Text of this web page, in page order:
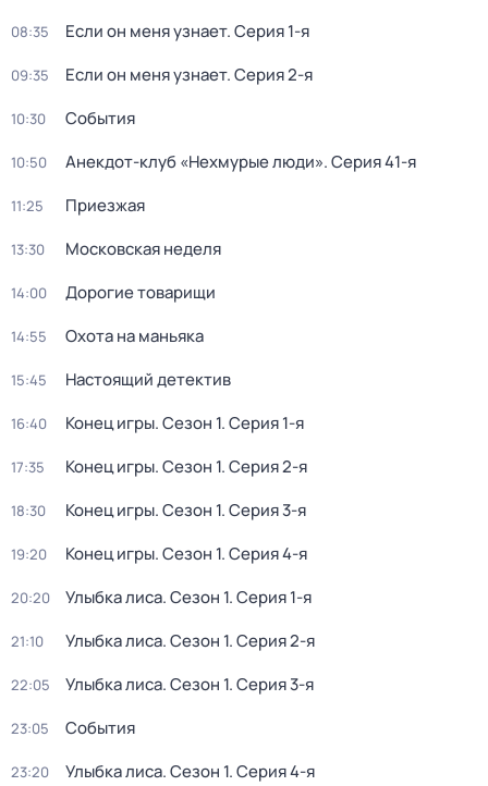
08:35 Если он меня узнает. Серия 1-я
09:35 Если он меня узнает. Серия 2-я
10:30 События
10:50 Анекдот-клуб «Нехмурые люди». Серия 41-я
11:25 Приезжая
13:30 Московская неделя
14:00 Дорогие товарищи
14:55 Охота на маньяка
15:45 Настоящий детектив
16:40 Конец игры. Сезон 1. Серия 1-я
17:35 Конец игры. Сезон 1. Серия 2-я
18:30 Конец игры. Сезон 1. Серия 3-я
19:20 Конец игры. Сезон 1. Серия 4-я
20:20 Улыбка лиса. Сезон 1. Серия 1-я
21:10 Улыбка лиса. Сезон 1. Серия 2-я
22:05 Улыбка лиса. Сезон 1. Серия 3-я
23:05 События
23:20 Улыбка лиса. Сезон 1. Серия 4-я